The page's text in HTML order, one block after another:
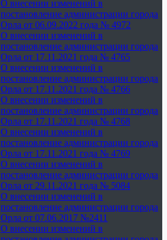
О внесении изменений в
постановление администрации города
Орла от 06.09.2022 года № 4972
О внесении изменений в
постановление администрации города
Орла от 17.11.2021 года № 4765
О внесении изменений в
постановление администрации города
Орла от 17.11.2021 года № 4766
О внесении изменений в
постановление администрации города
Орла от 17.11.2021 года № 4768
О внесении изменений в
постановление администрации города
Орла от 17.11.2021 года № 4769
О внесении изменений в
постановление администрации города
Орла от 29.11.2021 года № 5084
О внесении изменений в
постановление администрации города
Орла от 07.06.2017 №2411
О внесении изменений в